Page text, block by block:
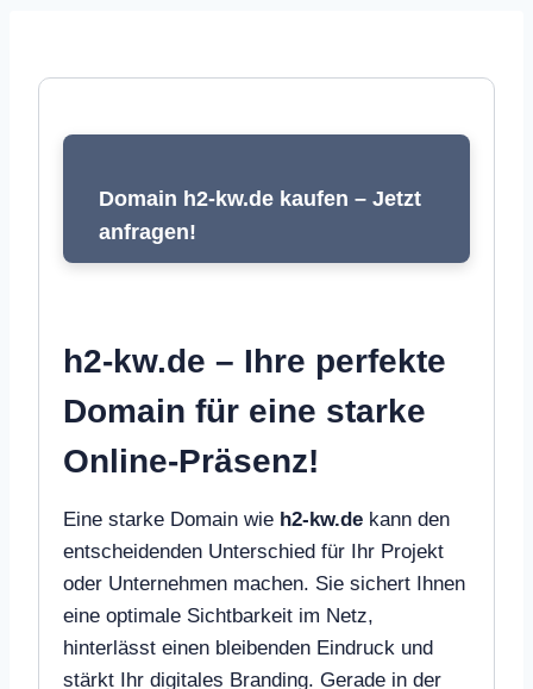
Domain h2-kw.de kaufen – Jetzt
anfragen!
h2-kw.de – Ihre perfekte
Domain für eine starke
Online-Präsenz!
Eine starke Domain wie h2-kw.de kann den
entscheidenden Unterschied für Ihr Projekt
oder Unternehmen machen. Sie sichert Ihnen
eine optimale Sichtbarkeit im Netz,
hinterlässt einen bleibenden Eindruck und
stärkt Ihr digitales Branding. Gerade in der